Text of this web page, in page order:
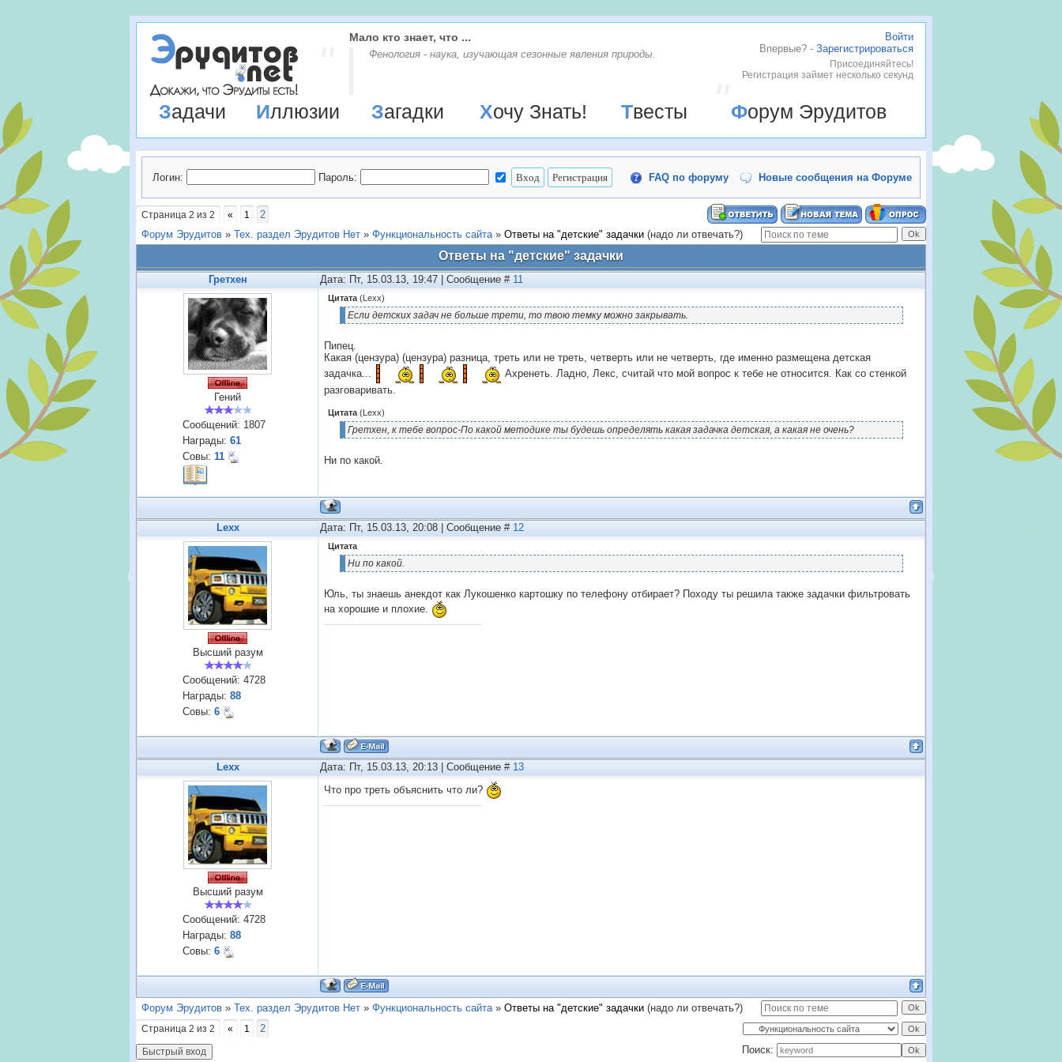
Войти
Впервые? - Зарегистрироваться
Присоединяйтесь!
Регистрация займет несколько секунд
Мало кто знает, что ...
Фенология - наука, изучающая сезонные явления природы.
Задачи Иллюзии Загадки Хочу Знать! Твесты Форум Эрудитов
Логин: Пароль: FAQ по форуму Новые сообщения на Форуме
Страница 2 из 2 « 1
2
Форум Эрудитов » Тех. раздел Эрудитов Нет » Функциональность сайта » Ответы на "детские" задачки (надо ли отвечать?)
Ответы на "детские" задачки
Гретхен Дата: Пт, 15.03.13, 19:47 | Сообщение # 11
Гений
Сообщений: 1807
Награды: 61
Совы: 11
Цитата (Lexx)
Если детских задач не больше трети, то твою темку можно закрывать.
Пипец.
Какая (цензура) (цензура) разница, треть или не треть, четверть или не четверть, где именно размещена детская
задачка...
Ахренеть. Ладно, Лекс, считай что мой вопрос к тебе не относится. Как со стенкой
разговаривать.
Цитата (Lexx)
Гретхен, к тебе вопрос-По какой методике ты будешь определять какая задачка детская, а какая не очень?
Ни по какой.
Lexx Дата: Пт, 15.03.13, 20:08 | Сообщение # 12
Высший разум
Сообщений: 4728
Награды: 88
Совы: 6
Цитата
Ни по какой.
Юль, ты знаешь анекдот как Лукошенко картошку по телефону отбирает? Походу ты решила также задачки фильтровать
на хорошие и плохие.
Lexx Дата: Пт, 15.03.13, 20:13 | Сообщение # 13
Высший разум
Сообщений: 4728
Награды: 88
Совы: 6
Что про треть объяснить что ли?
Форум Эрудитов » Тех. раздел Эрудитов Нет » Функциональность сайта » Ответы на "детские" задачки (надо ли отвечать?)
Страница 2 из 2 « 1
2
Поиск: